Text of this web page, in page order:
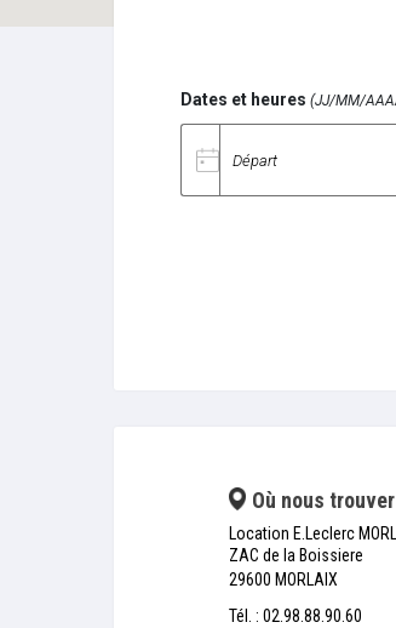
Dates et heures (JJ/MM/
Où nous
Location E.Leclerc
ZAC de la Boissiere
29600 MORLAIX
Tél. : 02.98.88.90.60